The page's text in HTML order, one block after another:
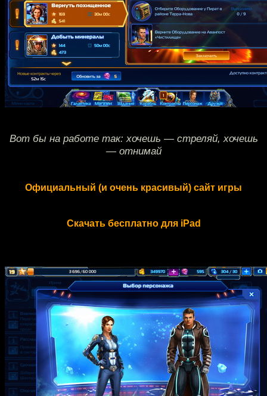
Вот бы на работе так: хочешь — стреляй, хочешь
— отнимай
Официальный (и очень красивый) сайт игры
Скачать бесплатно для iPad